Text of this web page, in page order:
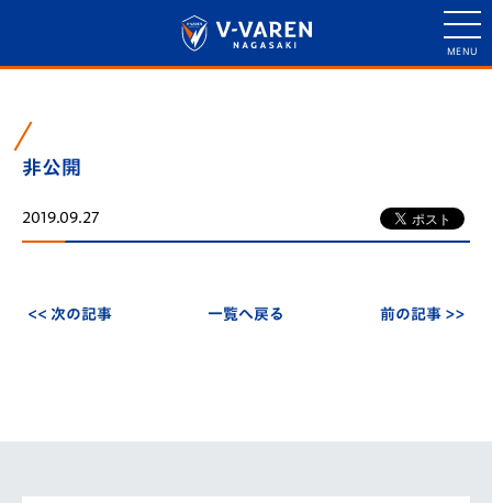
非公開
2019.09.27
<< 次の記事 一覧へ戻る 前の記事 >>